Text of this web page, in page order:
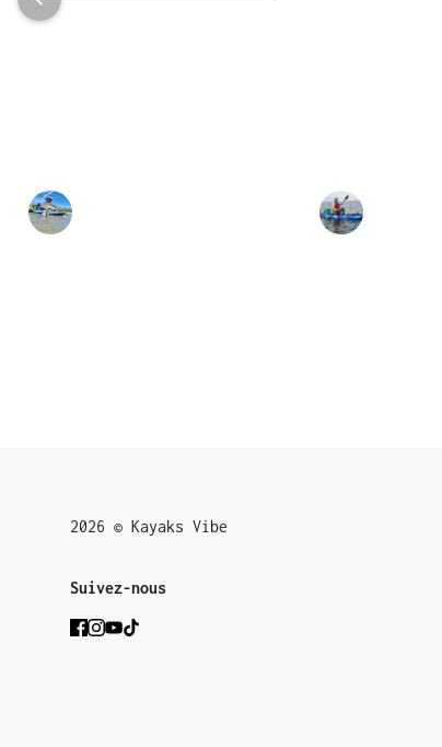
2026 © Kayaks Vibe
Suivez-nous